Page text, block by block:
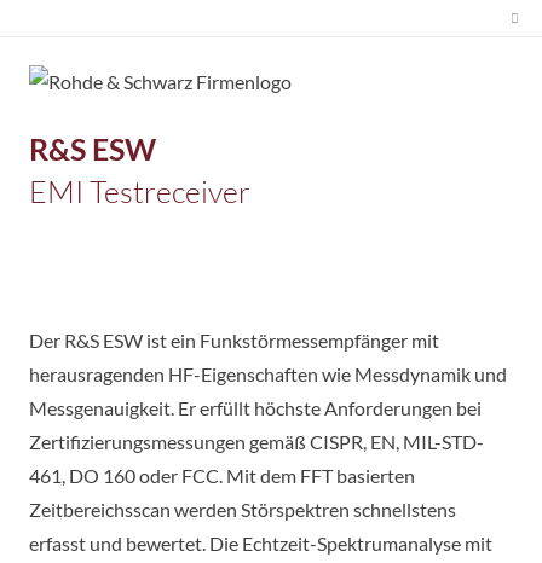
R&S ESW
EMI Testreceiver
Der R&S ESW ist ein Funkstörmessempfänger mit
herausragenden HF-Eigenschaften wie Messdynamik und
Messgenauigkeit. Er erfüllt höchste Anforderungen bei
Zertifizierungsmessungen gemäß CISPR, EN, MIL-STD-
461, DO 160 oder FCC. Mit dem FFT basierten
Zeitbereichsscan werden Störspektren schnellstens
erfasst und bewertet. Die Echtzeit-Spektrumanalyse mit